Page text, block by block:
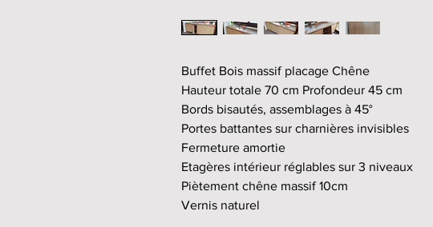
Buffet Bois massif placage Chêne
Hauteur totale 70 cm Profondeur 45 cm
Bords bisautés, assemblages à 45°
Portes battantes sur charnières invisibles
Fermeture amortie
Etagères intérieur réglables sur 3 niveaux
Piètement chêne massif 10cm
Vernis naturel